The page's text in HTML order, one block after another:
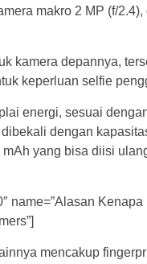
makro 2 MP (f/
kamera depannya,
keperluan selfie
energi, sesuai
dengan
yang bisa diisi
name=”Alasan
mencakup